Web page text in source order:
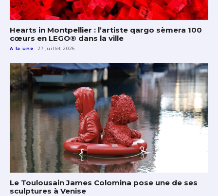
Hearts in Montpellier : l’artiste qargo sèmera 100
cœurs en LEGO® dans la ville
A la une 27 juillet 2026
Le Toulousain James Colomina pose une de ses
sculptures à Venise